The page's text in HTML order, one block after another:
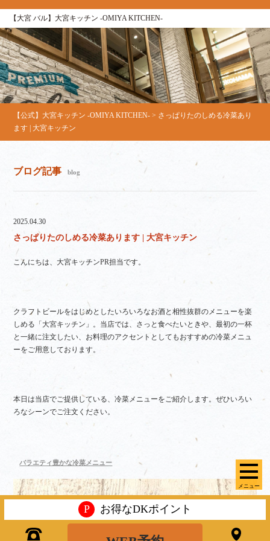
【大宮 バル】大宮キッチン ‐OMIYA KITCHEN‐
メニュー
【公式】大宮キッチン ‐OMIYA KITCHEN‐ > さっぱりたのしめる冷菜あり
ます | 大宮キッチン
ブログ記事 blog
2025.04.30
さっぱりたのしめる冷菜あります | 大宮キッチン
こんにちは、大宮キッチンPR担当です。
クラフトビールをはじめとしたいろいろなお酒と相性抜群のメニューを楽
しめる「大宮キッチン」。当店では、さっと食べたいときや、最初の一杯
と一緒に注文したい、お料理のアクセントとしてもおすすめの冷菜メニュ
ーをご用意しております。
本日は当店でご提供している、冷菜メニューをご紹介します。ぜひいろい
ろなシーンでご注文ください。
バラエティ豊かな冷菜メニュー
P お得なDKポイント